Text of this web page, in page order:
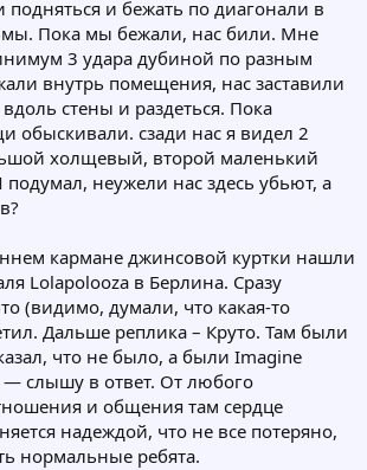
подняться и бежать по диагонали в
Пока мы бежали, нас били. Мне
3 удара дубиной по разным
внутрь помещения, нас заставили
стены и раздеться. Пока
обыскивали. сзади нас я видел 2
холщевый, второй маленький
неужели нас здесь убьют, а
кармане джинсовой куртки нашли
Lolapolooza в Берлина. Сразу
(видимо, думали, что какая-то
Дальше реплика – Круто. Там были
что не было, а были Imagine
— слышу в ответ. От любого
и общения там сердце
надеждой, что не все потеряно,
нормальные ребята.